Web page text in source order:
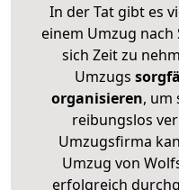
In der Tat gibt es
einem Umzug nach
sich Zeit zu
Umzugs
organisieren, um
reibungslos
Umzugsfirma
Umzug von
erfolgreich